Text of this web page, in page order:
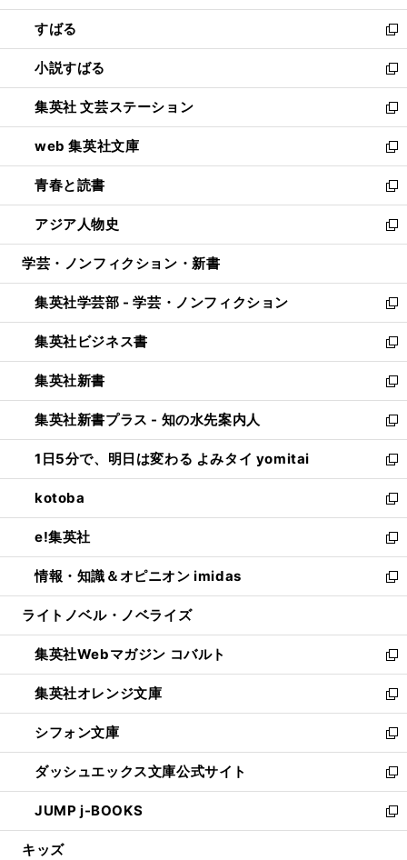
開
く
ウ
で
開
く
ン
ド
ウ
で
開
く
すばる
新
し
い
ウ
ィ
ン
ド
ウ
で
開
く
小説すばる
新
し
い
ウ
ィ
ン
ド
ウ
で
開
集英社 文芸ステーション
新
し
い
ウ
ィ
ン
ド
ウ
開
く
web 集英社文庫
新
し
い
ウ
ィ
ン
ウ
で
開
く
青春と読書
新
し
い
ウ
ン
ド
ウ
で
開
く
アジア人物史
新
し
ウ
ィ
ン
ド
ウ
で
開
く
学芸・ノンフィクション・新書
集英社学芸部 - 学芸・ノンフィクション
新
し
い
ウ
ィ
ン
ド
ウ
で
開
く
集英社ビジネス書
新
し
い
ウ
ィ
ン
ド
ウ
で
開
く
集英社新書
新
し
い
ウ
ィ
ン
ド
ウ
で
開
く
集英社新書プラス - 知の水先案内人
新
し
い
ウ
ィ
ン
ド
ウ
で
開
1日5分で、明日は変わる よみタイ yomitai
新
し
い
ウ
ィ
ン
ド
ウ
開
く
kotoba
新
し
い
ウ
ィ
ン
ウ
で
開
く
e!集英社
新
し
い
ウ
ン
ド
ウ
で
開
く
情報・知識＆オピニオン imidas
新
し
ウ
ィ
ン
ド
ウ
で
開
く
ライトノベル・ノベライズ
集英社Webマガジン コバルト
新
し
い
ウ
ィ
ン
ド
ウ
で
開
集英社オレンジ文庫
新
し
い
ウ
ィ
ン
ド
ウ
シフォン文庫
新
し
い
ウ
ィ
ン
ダッシュエックス文庫公式サイト
新
し
い
ウ
JUMP j-BOOKS
新
し
キッズ